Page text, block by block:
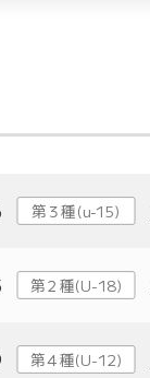
第３種(u-15)
第２種(U-18)
第４種(U-12)